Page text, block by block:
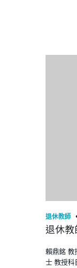
退休教師
退休教
賴鼎銘
士 教授